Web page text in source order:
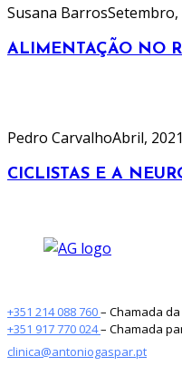
Susana BarrosSetembro,
ALIMENTAÇÃO NO
Pedro CarvalhoAbril, 2021
CICLISTAS E A
+351 214 088 760– Chamada
+351 917 770 024– Chamada
clinica@antoniogaspar.pt